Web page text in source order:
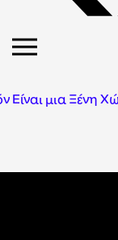
μια Ξένη